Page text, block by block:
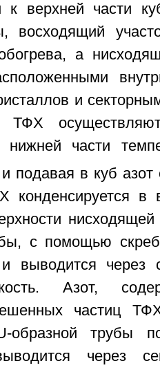
к верхней части
восходящий
а
и
ТФХ
нижней части
подавая в куб
конденсируется в
с помощью
выводится через
Азот,
частиц
образной трубы
через